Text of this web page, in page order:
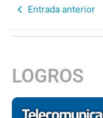
Entrada anterior
LOGROS